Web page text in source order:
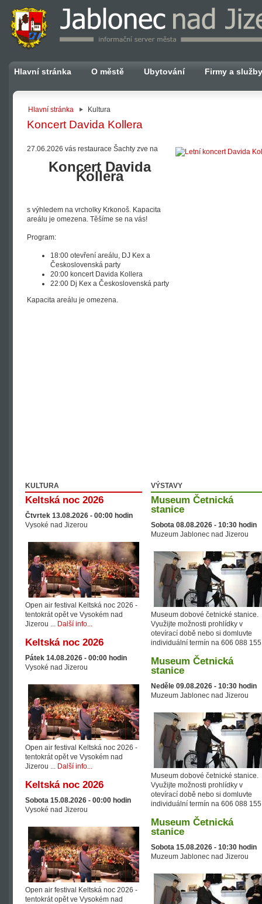
Hlavní stránka O městě Ubytování Firmy a služby
Hlavní stránka Kultura
Koncert Davida Kollera
27.06.2026 vás restaurace Šachty zve na
Koncert Davida
Kollera
s výhledem na vrcholky Krkonoš. Kapacita
areálu je omezena. Těšíme se na vás!
Program:
18:00 otevření areálu, DJ Kex a
Československá party
20:00 koncert Davida Kollera
22:00 Dj Kex a Československá party
Kapacita areálu je omezena.
KULTURA
Keltská noc 2026
Čtvrtek 13.08.2026 - 00:00 hodin
Vysoké nad Jizerou
Open air festival Keltská noc 2026 -
tentokrát opět ve Vysokém nad
Jizerou ... Další info...
Keltská noc 2026
Pátek 14.08.2026 - 00:00 hodin
Vysoké nad Jizerou
Open air festival Keltská noc 2026 -
tentokrát opět ve Vysokém nad
Jizerou ... Další info...
Keltská noc 2026
Sobota 15.08.2026 - 00:00 hodin
Vysoké nad Jizerou
Open air festival Keltská noc 2026 -
tentokrát opět ve Vysokém nad
VÝSTAVY
Museum Četnická
stanice
Sobota 08.08.2026 - 10:30hodin
Muzeum Jablonec nad Jizerou
Museum dobové četnické stanice.
Využijte možnosti prohlídky v
otevírací době nebo si domluvte
individuální termín na 606 088
Museum Četnická
stanice
Neděle 09.08.2026 - 10:30hodin
Muzeum Jablonec nad Jizerou
Museum dobové četnické stanice.
Využijte možnosti prohlídky v
otevírací době nebo si domluvte
individuální termín na 606 088
Museum Četnická
stanice
Sobota 15.08.2026 - 10:30hodin
Muzeum Jablonec nad Jizerou